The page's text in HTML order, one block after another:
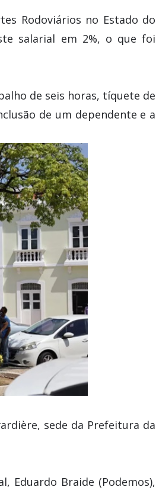
Rodoviários no Estado do
salarial em 2%, o que foi
de seis horas, tíquete de
de um dependente e a
sede da Prefeitura da
Eduardo Braide (Podemos),